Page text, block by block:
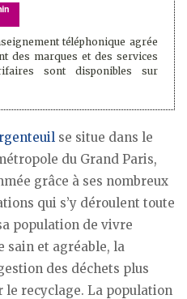
téléphonique agrée
des marques et des services
sont disponibles sur
se situe dans le
du Grand Paris,
grâce à ses nombreux
qui s’y déroulent toute
population de vivre
sain et agréable, la
des déchets plus
recyclage. La population